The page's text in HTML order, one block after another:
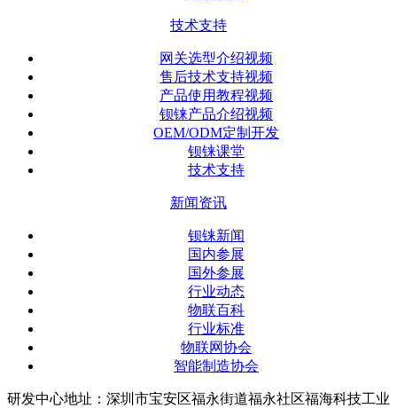
技术支持
网关选型介绍视频
售后技术支持视频
产品使用教程视频
钡铼产品介绍视频
OEM/ODM定制开发
钡铼课堂
技术支持
新闻资讯
钡铼新闻
国内参展
国外参展
行业动态
物联百科
行业标准
物联网协会
智能制造协会
研发中心地址：深圳市宝安区福永街道福永社区福海科技工业